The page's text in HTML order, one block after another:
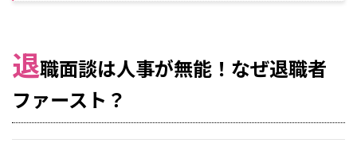
退職面談は人事が無能！なぜ退職者
ファースト？